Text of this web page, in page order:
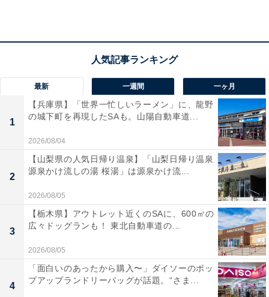
「ヨコヤマユーランド緑」の口コミは？
「ヨコヤマユーランド緑」には以下のような口コミが寄
最新 一週間 一ヶ月
1
【兵庫県】「世界一忙しいラーメン」に、龍野
の城下町を再現したSAも。山陽自動車道...
2026/08/04
2
【山梨県の人気日帰り温泉】「山梨日帰り温泉
源泉かけ流しの湯 桜湯」は源泉かけ流...
2026/08/05
3
【栃木県】アウトレット近くのSAに、600㎡の
広々ドッグランも！ 東北自動車道の...
2026/08/05
4
「面白いのあったから購入〜」ダイソーのポッ
プアップランドリーバッグが話題。“さま...